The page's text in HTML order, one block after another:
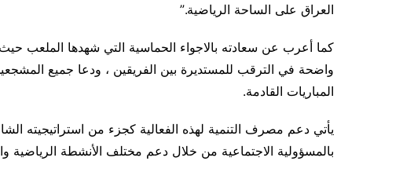
العراق على الساحة الرياضية.”
كما أعرب عن سعادته بالاجواء الحماسية التي شهدها الملعب
واضحة في الترقب للمستديرة بين الفريقين ، ودعا جميع
المباريات القادمة.
يأتي دعم مصرف التنمية لهذه الفعالية كجزء من استراتيجيته
بالمسؤولية الاجتماعية من خلال دعم مختلف الأنشطة الرياضية